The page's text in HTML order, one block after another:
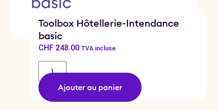
Toolbox Hôtellerie-Intendance
basic
CHF248.00 TVA incluse
Ajouter au panier